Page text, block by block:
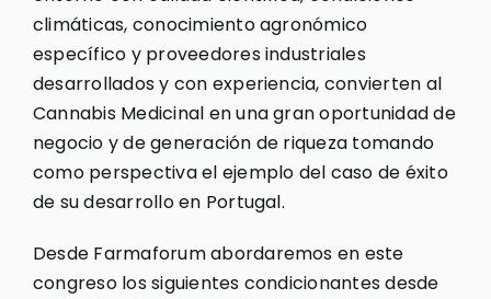
climáticas, conocimiento agronómico
específico y proveedores industriales
desarrollados y con experiencia, convierten al
Cannabis Medicinal en una gran oportunidad de
negocio y de generación de riqueza tomando
como perspectiva el ejemplo del caso de éxito
de su desarrollo en Portugal.
Desde Farmaforum abordaremos en este
congreso los siguientes condicionantes desde